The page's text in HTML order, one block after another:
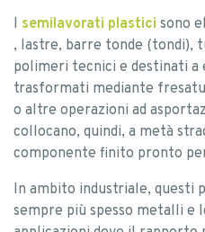
I semilavorati plastici sono
, lastre, barre tonde (tondi),
polimeri tecnici e destinati
trasformati mediante
o altre operazioni ad
collocano, quindi, a metà
componente finito pronto
In ambito industriale, questi
sempre più spesso metalli e